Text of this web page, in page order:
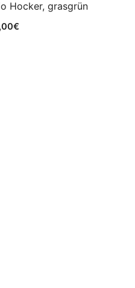
Hocker, grasgrün
€